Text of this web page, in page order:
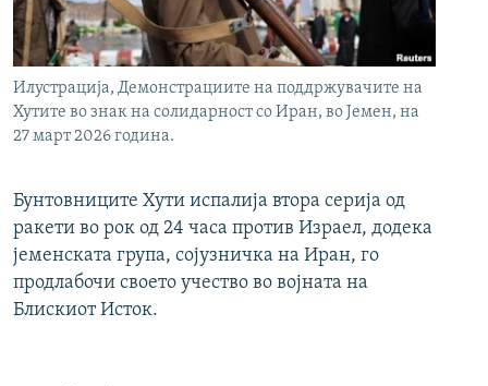
Илустрација, Демонстрациите на поддржувачите на
Хутите во знак на солидарност со Иран, во Јемен, на
27 март 2026 година.
Бунтовниците Хути испалија втора серија од
ракети во рок од 24 часа против Израел, додека
јеменската група, сојузничка на Иран, го
продлабочи своето учество во војната на
Блискиот Исток.